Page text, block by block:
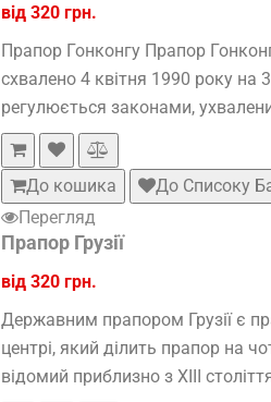
від 320 грн.
Прапор Гонконгу Прапор
схвалено 4 квітня 1990 року на
регулюється законами,
До кошика До Списоку
Перегляд
Прапор Грузії
від 320 грн.
Державним прапором Грузії є
центрі, який ділить прапор на
відомий приблизно з XIII